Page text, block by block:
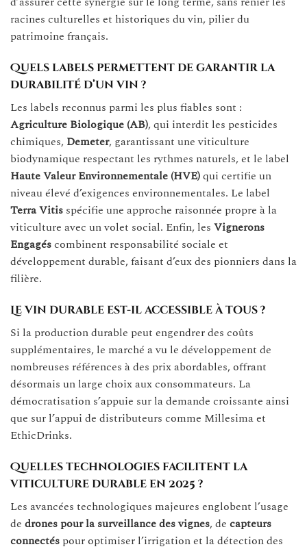
racines culturelles et historiques du vin, pilier du
patrimoine français.
Quels labels permettent de garantir la
durabilité d’un vin ?
Les labels reconnus parmi les plus fiables sont :
Agriculture Biologique (AB), qui interdit les pesticides
chimiques, Demeter, garantissant une viticulture
biodynamique respectant les rythmes naturels, et le label
Haute Valeur Environnementale (HVE)qui certifie un
niveau élevé d’exigences environnementales. Le label
Terra Vitis spécifie une approche raisonnée propre à la
viticulture avec un volet social. Enfin, les Vignerons
Engagéscombinent responsabilité sociale et
développement durable, faisant d’eux des pionniers dans la
filière.
Le vin durable est-il accessible à tous ?
Si la production durable peut engendrer des coûts
supplémentaires, le marché a vu le développement de
nombreuses références à des prix abordables, offrant
désormais un large choix aux consommateurs. La
démocratisation s’appuie sur la demande croissante ainsi
que sur l’appui de distributeurs comme Millesima et
EthicDrinks.
Quelles technologies facilitent la
viticulture durable en 2025 ?
Les avancées technologiques majeures englobent l’usage
de drones pour la surveillance des vignes, de capteurs
connectés pour optimiser l’irrigation et la détection des